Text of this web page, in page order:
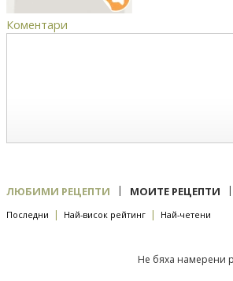
Коментари
ЛЮБИМИ РЕЦЕПТИ | МОИТЕ РЕЦЕПТИ |
Последни | Най-висок рейтинг | Най-четени
Не бяха намерени